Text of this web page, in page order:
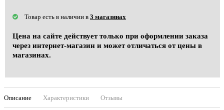
Товар есть в наличии в 3 магазинах
Цена на сайте действует только при оформлении заказа
через интернет-магазин и может отличаться от цены в
магазинах.
Описание Характеристики Отзывы